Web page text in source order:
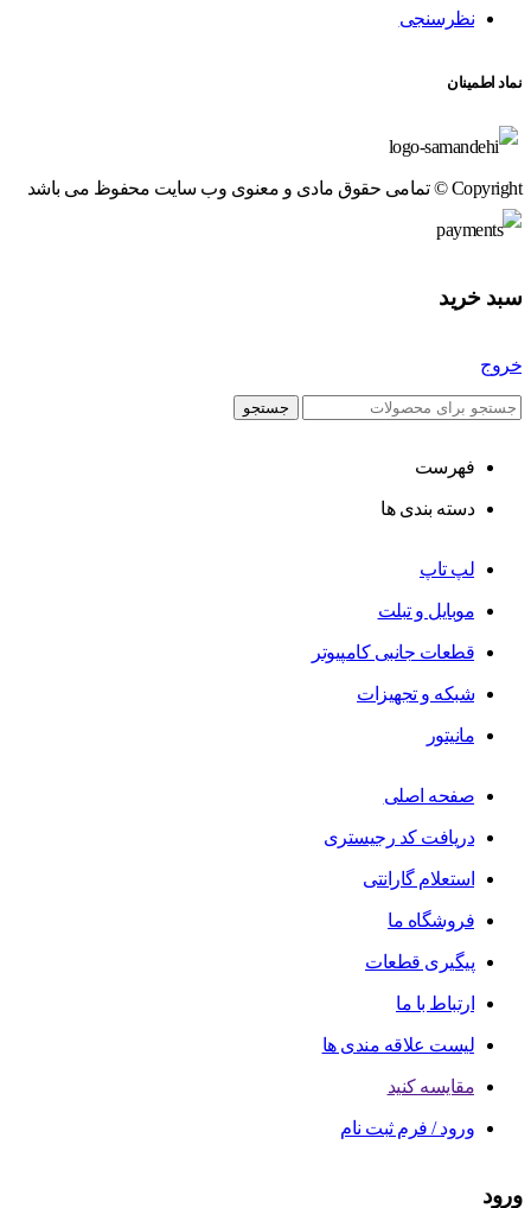
نظرسنجی
نماد اطمینان
Copyright © تمامی حقوق مادی و معنوی وب سایت محفوظ می باشد
سبد خرید
خروج
جستجو
فهرست
دسته بندی ها
لپ تاپ
موبایل و تبلت
قطعات جانبی کامپیوتر
شبکه و تجهیزات
مانیتور
صفحه اصلی
دریافت کد رجیستری
استعلام گارانتی
فروشگاه ما
پیگیری قطعات
ارتباط با ما
لیست علاقه مندی ها
مقایسه کنید
ورود / فرم ثبت نام
ورود